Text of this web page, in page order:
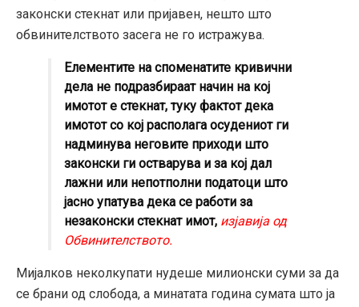
законски стекнат или пријавен, нешто што
обвинителството засега не го истражува.
Елементите на споменатите кривични
дела не подразбираат начин на кој
имотот е стекнат, туку фактот дека
имотот со кој располага осудениот ги
надминува неговите приходи што
законски ги остварува и за кој дал
лажни или непотполни податоци што
јасно упатува дека се работи за
незаконски стекнат имот, изјавија од
Обвинителството.
Мијалков неколкупати нудеше милионски суми за да
се брани од слобода, а минатата година сумата што ја